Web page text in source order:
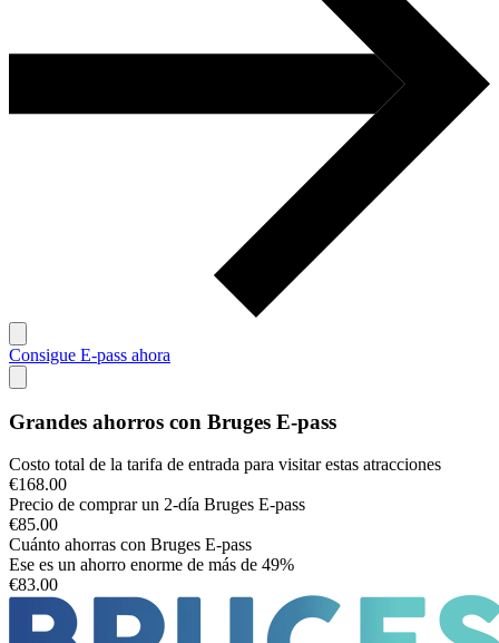
Consigue E-pass ahora
Grandes ahorros con Bruges E-pass
Costo total de la tarifa de entrada para visitar estas atracciones
€168.00
Precio de comprar un 2-día Bruges E-pass
€85.00
Cuánto ahorras con Bruges E-pass
Ese es un ahorro enorme de más de 49%
€83.00